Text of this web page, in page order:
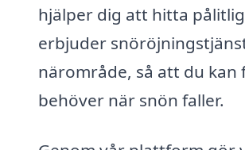
hjälper dig att hitta
erbjuder
närområde, så att du kan
behöver när snön faller.